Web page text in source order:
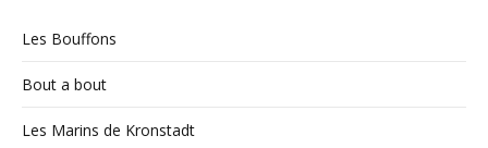
Les Bouffons
Bout a bout
Les Marins de Kronstadt